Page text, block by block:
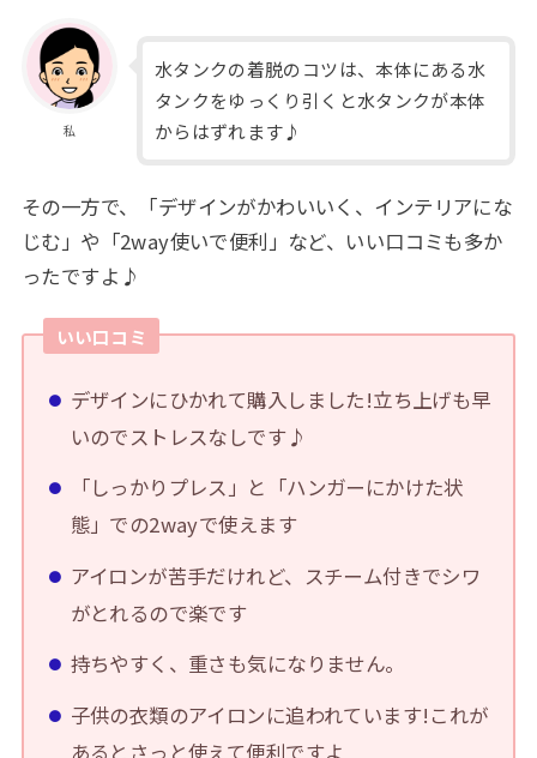
私
水タンクの着脱のコツは、本体にある水
タンクをゆっくり引くと水タンクが本体
からはずれます♪
その一方で、「デザインがかわいいく、インテリアにな
じむ」や「2way使いで便利」など、いい口コミも多か
ったですよ♪
いい口コミ
デザインにひかれて購入しました!立ち上げも早
いのでストレスなしです♪
「しっかりプレス」と「ハンガーにかけた状
態」での2wayで使えます
アイロンが苦手だけれど、スチーム付きでシワ
がとれるので楽です
持ちやすく、重さも気になりません。
子供の衣類のアイロンに追われています!これが
あるとさっと使えて便利ですよ